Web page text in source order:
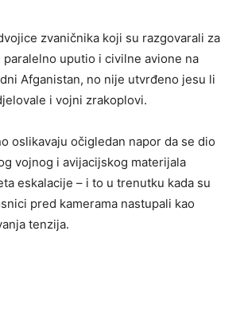
zvaničnika koji su razgovarali za
paralelno uputio i civilne avione na
Afganistan, no nije utvrđeno jesu li
i vojni zrakoplovi.
oslikavaju očigledan napor da se dio
vojnog i avijacijskog materijala
eskalacije – i to u trenutku kada su
pred kamerama nastupali kao
tenzija.